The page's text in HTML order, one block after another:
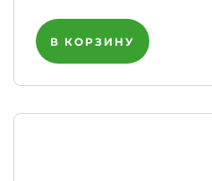
В КОРЗИНУ